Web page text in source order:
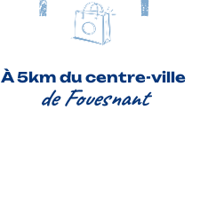
À 5km du centre-ville
de Fouesnant